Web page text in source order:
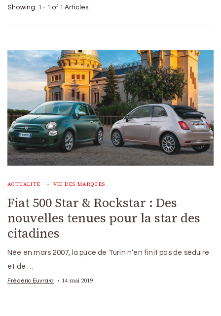
Showing: 1 - 1 of 1 Articles
ACTUALITÉ VIE DES MARQUES
Fiat 500 Star & Rockstar : Des
nouvelles tenues pour la star des
citadines
Née en mars 2007, la puce de Turin n’en finit pas de séduire
et de …
Frédéric Euvrard 14 mai 2019